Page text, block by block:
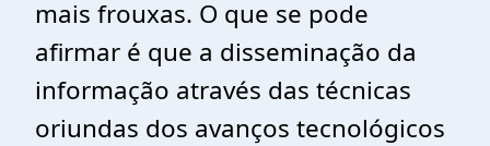
mais frouxas. O que se pode
afirmar é que a disseminação da
informação através das técnicas
oriundas dos avanços tecnológicos